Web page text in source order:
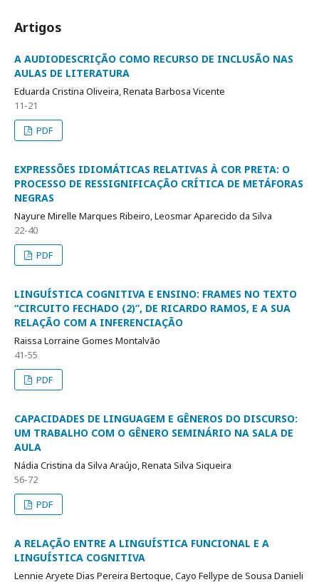
Artigos
A AUDIODESCRIÇÃO COMO RECURSO DE INCLUSÃO NAS
AULAS DE LITERATURA
Eduarda Cristina Oliveira, Renata Barbosa Vicente
11-21
PDF
EXPRESSÕES IDIOMÁTICAS RELATIVAS À COR PRETA: O
PROCESSO DE RESSIGNIFICAÇÃO CRÍTICA DE METÁFORAS
NEGRAS
Nayure Mirelle Marques Ribeiro, Leosmar Aparecido da Silva
22-40
PDF
LINGUÍSTICA COGNITIVA E ENSINO: FRAMES NO TEXTO
“CIRCUITO FECHADO (2)”, DE RICARDO RAMOS, E A SUA
RELAÇÃO COM A INFERENCIAÇÃO
Raissa Lorraine Gomes Montalvão
41-55
PDF
CAPACIDADES DE LINGUAGEM E GÊNEROS DO DISCURSO:
UM TRABALHO COM O GÊNERO SEMINÁRIO NA SALA DE
AULA
Nádia Cristina da Silva Araújo, Renata Silva Siqueira
56-72
PDF
A RELAÇÃO ENTRE A LINGUÍSTICA FUNCIONAL E A
LINGUÍSTICA COGNITIVA
Lennie Aryete Dias Pereira Bertoque, Cayo Fellype de Sousa Danieli